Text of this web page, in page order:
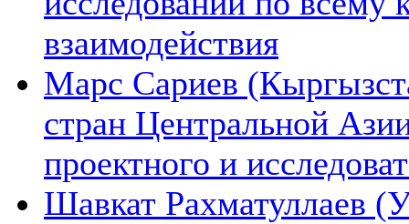
взаимодействия
Марс Сариев
стран Центральной
проектного и
Шавкат Рахматуллаев